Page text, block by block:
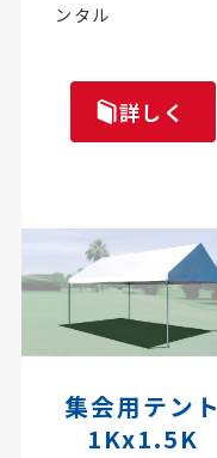
ンタル
詳しく
集会用テント
1Kx1.5K